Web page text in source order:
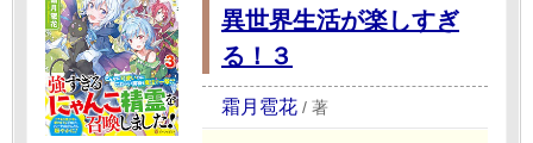
異世界生活が楽しすぎ
る！３
霜月雹花 / 著